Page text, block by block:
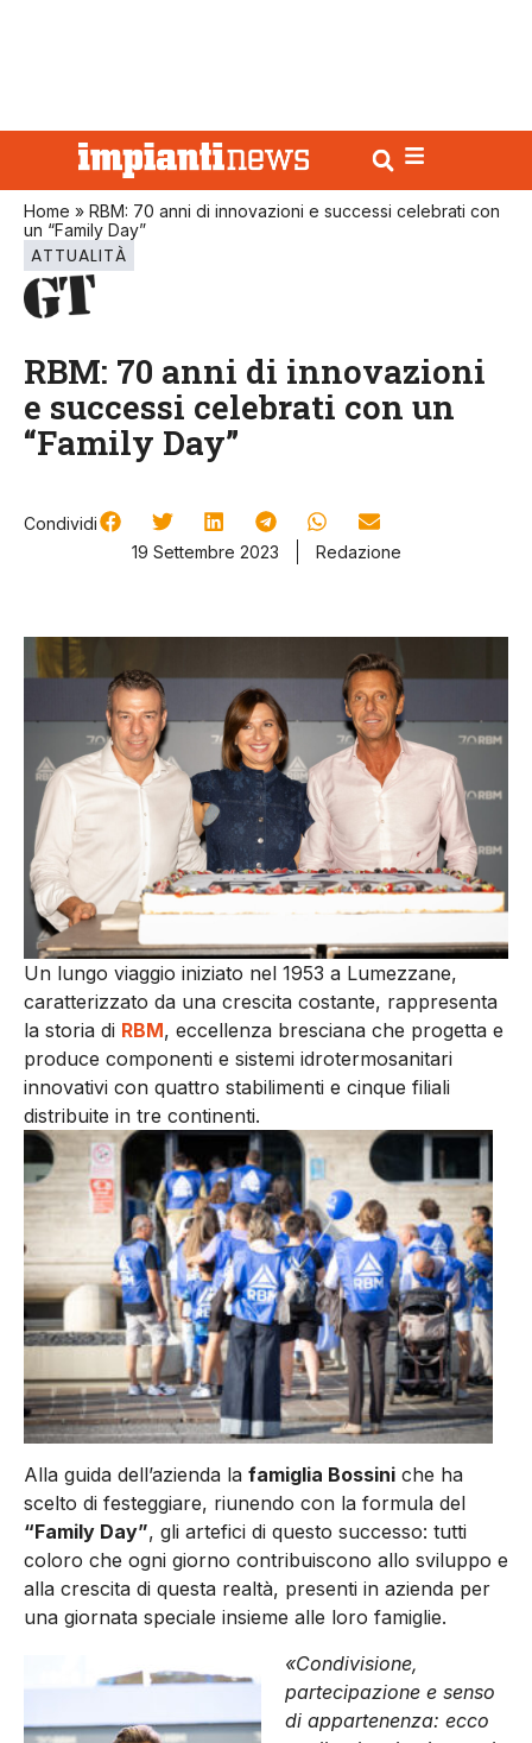
Home » RBM: 70 anni di innovazioni e successi celebrati con
un “Family Day”
ATTUALITÀ
RBM: 70 anni di innovazioni
e successi celebrati con un
“Family Day”
Condividi
19 Settembre 2023
Redazione
Un lungo viaggio iniziato nel 1953 a Lumezzane,
caratterizzato da una crescita costante, rappresenta
la storia di RBM, eccellenza bresciana che progetta e
produce componenti e sistemi idrotermosanitari
innovativi con quattro stabilimenti e cinque filiali
distribuite in tre continenti.
Alla guida dell’azienda la famiglia Bossini che ha
scelto di festeggiare, riunendo con la formula del
“Family Day”, gli artefici di questo successo: tutti
coloro che ogni giorno contribuiscono allo sviluppo e
alla crescita di questa realtà, presenti in azienda per
una giornata speciale insieme alle loro famiglie.
«Condivisione,
partecipazione e senso
di appartenenza: ecco